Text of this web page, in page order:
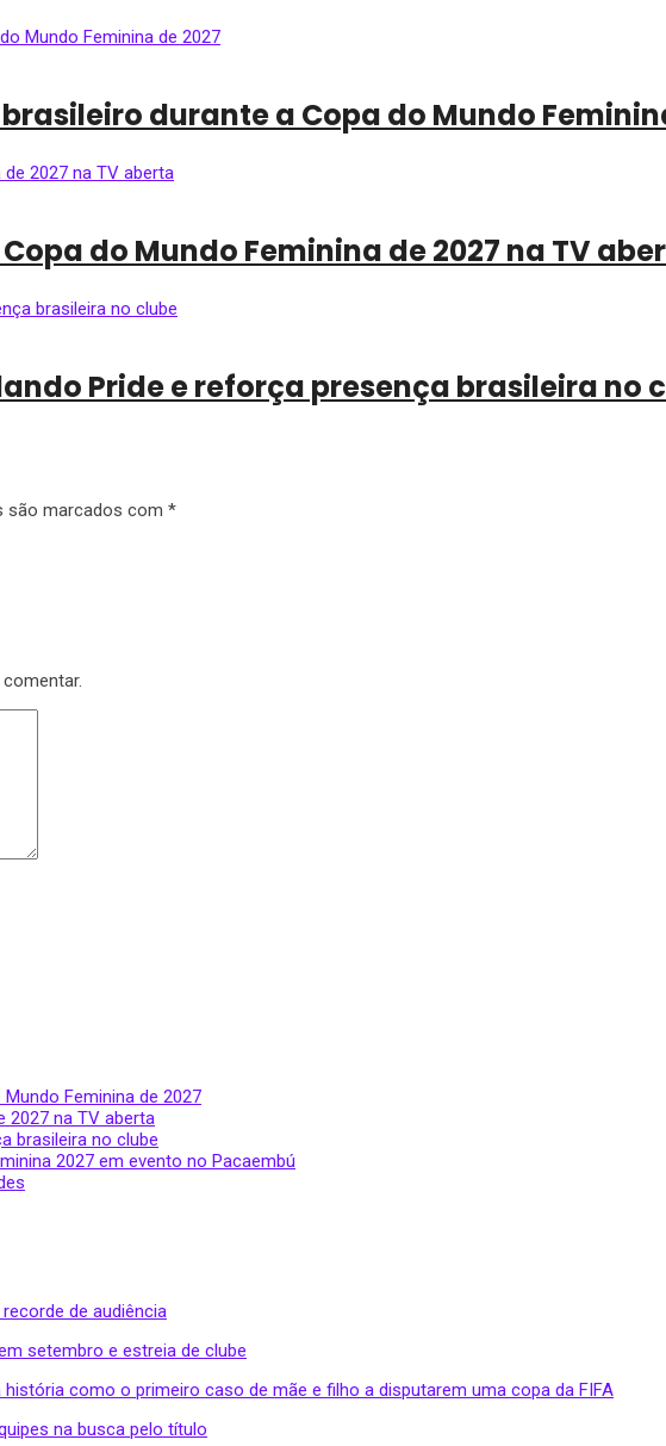
durante a Copa do Mundo
do Mundo Feminina de 2027 na TV
Pride e reforça presença brasileira no
são marcados com *
Feminina de 2027
2027 na TV aberta
brasileira no clube
2027 em evento no Pacaembú
de audiência
setembro e estreia de clube
história como o primeiro caso de mãe e filho a disputarem uma copa da FIFA
na busca pelo título